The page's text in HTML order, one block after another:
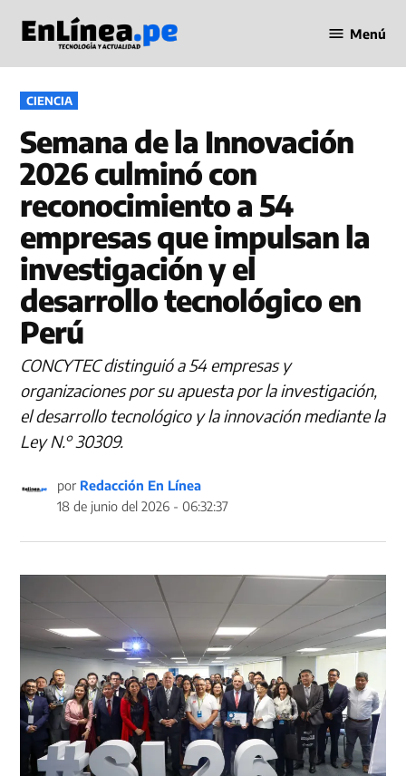
contenido
en Línea
Menú
PUBLICADO
EN
CIENCIA
Semana de la Innovación
2026 culminó con
reconocimiento a 54
empresas que impulsan la
investigación y el
desarrollo tecnológico en
Perú
CONCYTEC distinguió a 54 empresas y
organizaciones por su apuesta por la investigación,
el desarrollo tecnológico y la innovación mediante la
Ley N.° 30309.
por Redacción En Línea
18 de junio del 2026 - 06:32:37